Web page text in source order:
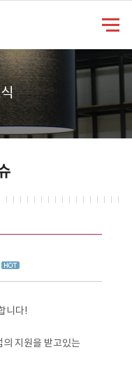
니다!
지원을 받고있는